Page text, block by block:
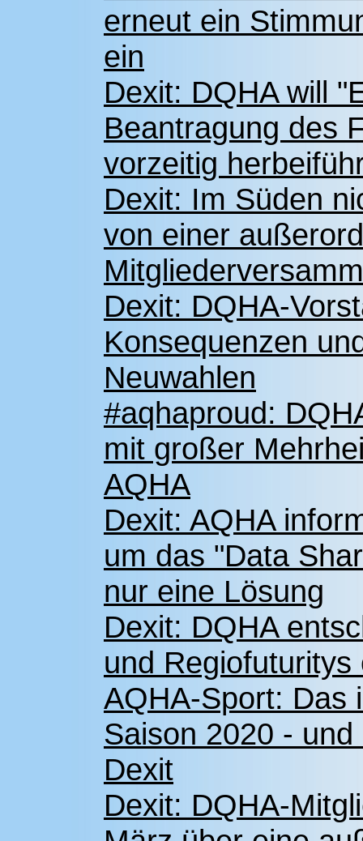
erneut ein
ein
Dexit: DQHA will
Beantragung des
vorzeitig
Dexit: Im Süden
von einer
Dexit: DQHA-
Konsequenzen
Neuwahlen
#aqhaproud:
mit großer
AQHA
Dexit: AQHA
um das "Data
nur eine Lösung
Dexit: DQHA
und
AQHA-Sport: Das
Saison 2020 -
Dexit
Dexit: DQHA-